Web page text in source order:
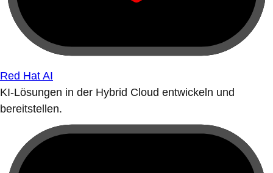
Red Hat AI
KI-Lösungen in der Hybrid Cloud entwickeln und
bereitstellen.